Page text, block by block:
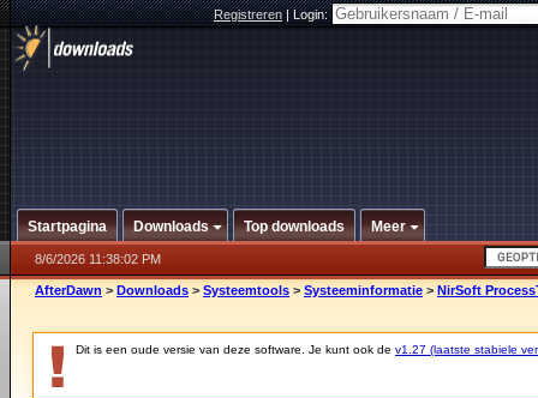
Registreren|Login:
Startpagina Downloads Top downloads Meer
8/6/2026 11:38:02 PM
AfterDawn > Downloads > Systeemtools > Systeeminformatie > NirSoft
Dit is een oude versie van deze software. Je kunt ook de v1.27 (laatste stabiele